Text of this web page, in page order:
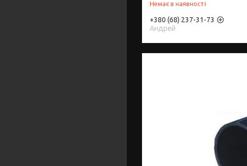
Немає в наявності
+380 (68) 237-31-73
Андрей